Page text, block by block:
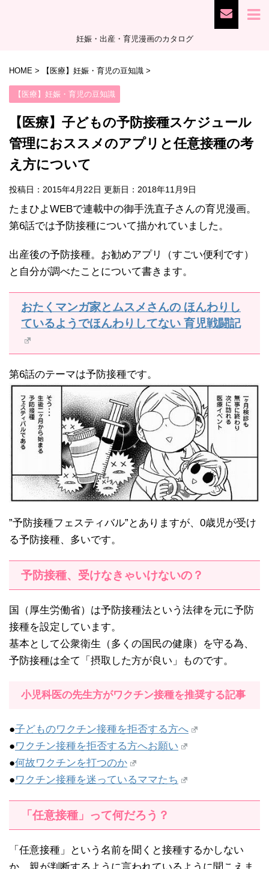
妊娠・出産・育児漫画のカタログ
HOME > 【医療】妊娠・育児の豆知識 >
【医療】妊娠・育児の豆知識
【医療】子どもの予防接種スケジュール
管理におススメのアプリと任意接種の考
え方について
投稿日：2015年4月22日 更新日： 2018年11月9日
たまひよWEBで連載中の御手洗直子さんの育児漫画。
第6話では予防接種について描かれていました。
出産後の予防接種。お勧めアプリ（すごい便利です）
と自分が調べたことについて書きます。
おたくマンガ家とムスメさんの ほんわりし
ているようでほんわりしてない 育児戦闘記
第6話のテーマは予防接種です。
”予防接種フェスティバル”とありますが、0歳児が受け
る予防接種、多いです。
予防接種、受けなきゃいけないの？
国（厚生労働省）は予防接種法という法律を元に予防
接種を設定しています。
基本として公衆衛生（多くの国民の健康）を守る為、
予防接種は全て「摂取した方が良い」ものです。
小児科医の先生方がワクチン接種を推奨する記事
●子どものワクチン接種を拒否する方へ
●ワクチン接種を拒否する方へお願い
●何故ワクチンを打つのか
●ワクチン接種を迷っているママたち
「任意接種」って何だろう？
「任意接種」という名前を聞くと接種するかしない